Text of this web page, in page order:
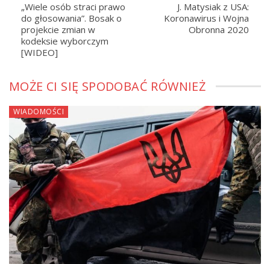
„Wiele osób straci prawo
do głosowania”. Bosak o
projekcie zmian w
kodeksie wyborczym
[WIDEO]
J. Matysiak z USA:
Koronawirus i Wojna
Obronna 2020
MOŻE CI SIĘ SPODOBAĆ RÓWNIEŻ
WIADOMOŚCI